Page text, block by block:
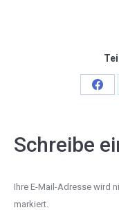
Schreibe
Ihre E-Mail-Adresse wird
markiert.